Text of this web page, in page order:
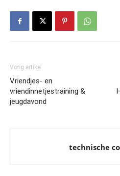
Vorig artikel
Vriendjes- en
vriendinnetjestraining &
jeugdavond
technische